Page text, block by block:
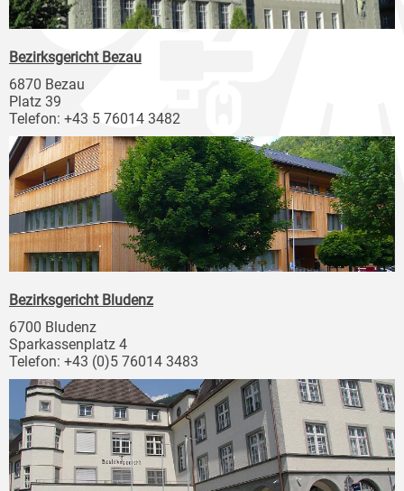
Bezirksgericht Bezau
6870 Bezau
Platz 39
Telefon: +43 5 76014 3482
Bezirksgericht Bludenz
6700 Bludenz
Sparkassenplatz 4
Telefon: +43 (0)5 76014 3483